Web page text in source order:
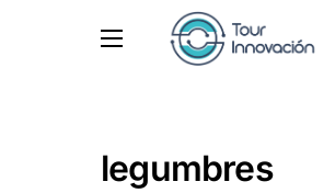
legumbres